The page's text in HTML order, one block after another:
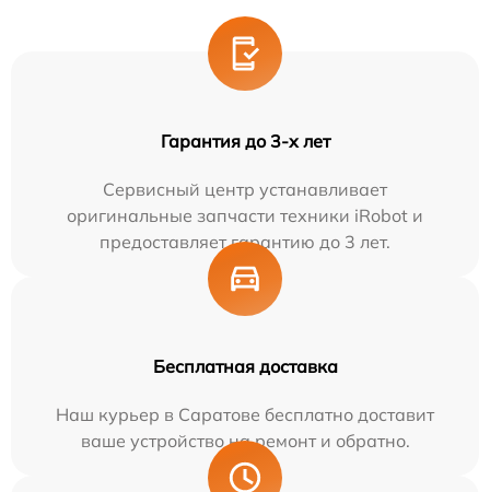
Гарантия до 3-х лет
Сервисный центр устанавливает
оригинальные запчасти техники iRobot и
предоставляет гарантию до 3 лет.
Бесплатная доставка
Наш курьер в Саратове бесплатно доставит
ваше устройство на ремонт и обратно.